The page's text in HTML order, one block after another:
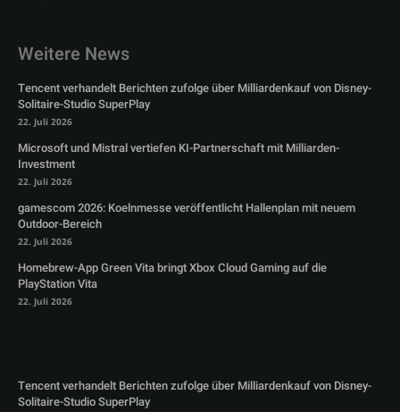
Weitere News
Tencent verhandelt Berichten zufolge über Milliardenkauf von Disney-
Solitaire-Studio SuperPlay
22. Juli 2026
Microsoft und Mistral vertiefen KI-Partnerschaft mit Milliarden-
Investment
22. Juli 2026
gamescom 2026: Koelnmesse veröffentlicht Hallenplan mit neuem
Outdoor-Bereich
22. Juli 2026
Homebrew-App Green Vita bringt Xbox Cloud Gaming auf die
PlayStation Vita
22. Juli 2026
Tencent verhandelt Berichten zufolge über Milliardenkauf von Disney-
Solitaire-Studio SuperPlay